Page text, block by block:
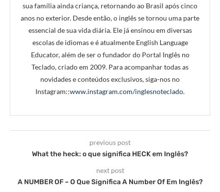
sua família ainda criança, retornando ao Brasil após cinco
anos no exterior. Desde então, o inglês se tornou uma parte
essencial de sua vida diária. Ele já ensinou em diversas
escolas de idiomas e é atualmente English Language
Educator, além de ser o fundador do Portal Inglês no
Teclado, criado em 2009. Para acompanhar todas as
novidades e conteúdos exclusivos, siga-nos no
Instagram::www.instagram.com/inglesnoteclado.
previous post
What the heck: o que significa HECK em Inglês?
next post
A NUMBER OF – O Que Significa A Number Of Em Inglês?